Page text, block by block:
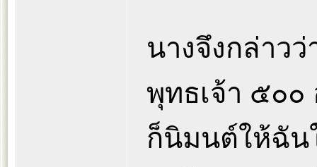
นางจึงกล่าวว่
พุทธเจ้า ๕๐๐
ก็นิมนต์ให้ฉัน